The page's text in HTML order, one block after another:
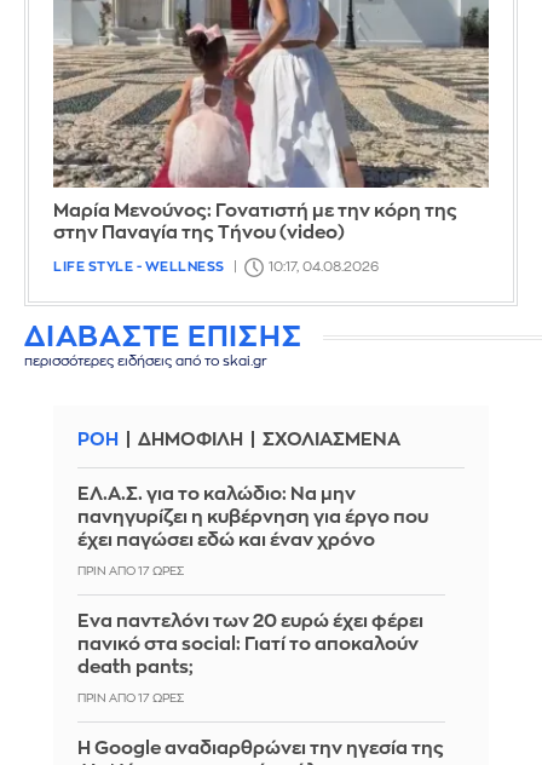
Μαρία Μενούνος: Γονατιστή με την κόρη της
στην Παναγία της Τήνου (video)
LIFE STYLE - WELLNESS 10:17, 04.08.2026
ΔΙΑΒΑΣΤΕ ΕΠΙΣΗΣ
περισσότερες ειδήσεις από το skai.gr
ΡΟΗ ΔΗΜΟΦΙΛΗ ΣΧΟΛΙΑΣΜΕΝΑ
ΕΛ.Α.Σ. για το καλώδιο: Να μην
πανηγυρίζει η κυβέρνηση για έργο που
έχει παγώσει εδώ και έναν χρόνο
ΠΡΙΝ ΑΠΌ 17 ΏΡΕΣ
Ένα παντελόνι των 20 ευρώ έχει φέρει
πανικό στα social: Γιατί το αποκαλούν
death pants;
ΠΡΙΝ ΑΠΌ 17 ΏΡΕΣ
Η Google αναδιαρθρώνει την ηγεσία της